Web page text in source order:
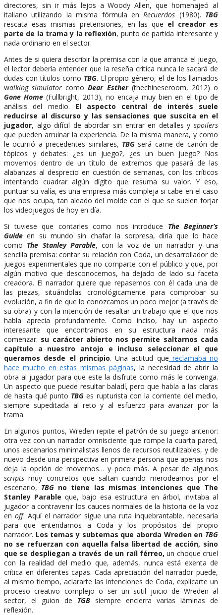
directores, sin ir más lejos a Woody Allen, que homenajeó al
italiano utilizando la misma fórmula en Recuerdos (1980). TBG
rescata esas mismas pretensiones, en las que el creador es
parte de la trama y la reflexión, punto de partida interesante y
nada ordinario en el sector.
Antes de si quiera describir la premisa con la que arranca el juego,
el lector debería entender que la reseña crítica nunca le sacará de
dudas con títulos como TBG. El propio género, el de los llamados
walking simulator comoDear Esther(thechineseroom, 2012) o
Gone Home (Fullbright, 2013), no encaja muy bien en el tipo de
análisis del medio. El aspecto central de interés suele
reducirse al discurso y las sensaciones que suscita en el
jugador, algo difícil de abordar sin entrar en detalles y spoilers
que pueden arruinar la experiencia. De la misma manera, y como
le ocurrió a precedentes similares, TBG será carne de cañón de
tópicos y debates: ¿es un juego?, ¿es un buen juego? Nos
movemos dentro de un título de extremos que pasará de las
alabanzas al desprecio en cuestión de semanas, con los críticos
intentando cuadrar algún dígito que resuma su valor. Y eso,
puntuar su valía, es una empresa más compleja si cabe en el caso
que nos ocupa, tan aleado del molde con el que se suelen forjar
los videojuegos de hoy en día.
Si tuviese que contarles como nos introduce The Beginner’s
Guide en su mundo sin chafar la sorpresa, diría que lo hace
como The Stanley Parable, con la voz de un narrador y una
sencilla premisa: contar su relación con Coda, un desarrollador de
juegos experimentales que no comparte con el público y que, por
algún motivo que desconocemos, ha dejado de lado su faceta
creadora. El narrador quiere que repasemos con él cada una de
las piezas, situándolas cronológicamente para comprobar su
evolución, a fin de que lo conozcamos un poco mejor (a través de
su obra) y con la intención de resaltar un trabajo que el que nos
habla aprecia profundamente. Como inciso, hay un aspecto
interesante que encontramos en su estructura nada más
comenzar: su carácter abierto nos permite saltarnos cada
capítulo a nuestro antojo e incluso seleccionar el que
queramos desde el principio. Una actitud que reclamaba no
hace mucho en estas mismas páginas, la necesidad de abrir la
obra al jugador para que este la disfrute como más le convenga.
Un aspecto que puede resultar baladí, pero que habla a las claras
de hasta qué punto TBG es rupturista con la corriente del medio,
siempre supeditada al reto y al esfuerzo para avanzar por la
trama.
En algunos puntos, Wreden repite el patrón de su juego anterior:
otra vez con un narrador omnisciente que rompe la cuarta pared,
unos escenarios minimalistas llenos de recursos reutilizables, y de
nuevo desde una perspectiva en primera persona que apenas nos
deja la opción de movernos… y poco más. A pesar de algunos
scripts muy concretos que saltan cuando merodeamos por el
escenario, TBG no tiene las mismas intenciones que The
Stanley Parable que, bajo esa estructura en árbol, invitaba al
jugador a contravenir los cauces normales de la historia de la voz
enoff. Aquí el narrador sigue una ruta inquebrantable, necesaria
para que entendamos a Coda y los propósitos del propio
narrador. Los temas y subtemas que aborda Wreden en TBG
no se refuerzan con aquella falsa libertad de acción, sino
que se despliegan a través de un raíl férreo, un choque cruel
con la realidad del medio que, además, nunca está exenta de
crítica en diferentes capas. Cada apreciación del narrador puede,
al mismo tiempo, aclararte las intenciones de Coda, explicarte un
proceso creativo complejo o ser un sutil juicio de Wreden al
sector, el guion de TGB siempre encierra varias láminas de
reflexión.